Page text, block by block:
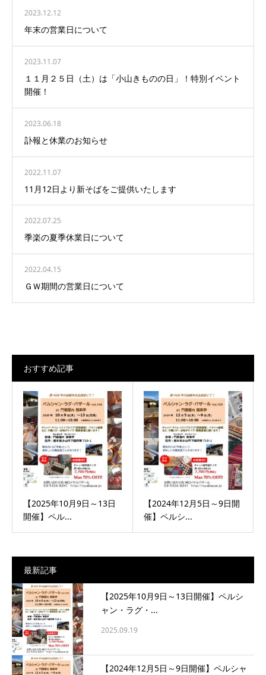
2023.12.12
年末の営業日について
2023.11.07
１１月２５日（土）は「小山きものの日」！特別イベント
開催！
2023.06.18
訃報と休業のお知らせ
2022.11.07
11月12日より新そばをご提供いたします
2022.07.25
季楽の夏季休業日について
2022.04.15
ＧＷ期間の営業日について
おすすめ記事
【2025年10月9日～13日
開催】ペル...
【2024年12月5日～9日開
催】ペルシ...
最新記事
【2025年10月9日～13日開催】ペルシ
ャン・ラグ・...
2025.09.19
【2024年12月5日～9日開催】ペルシャ